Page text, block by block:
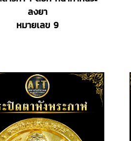
ลงยา
หมายเลข 9